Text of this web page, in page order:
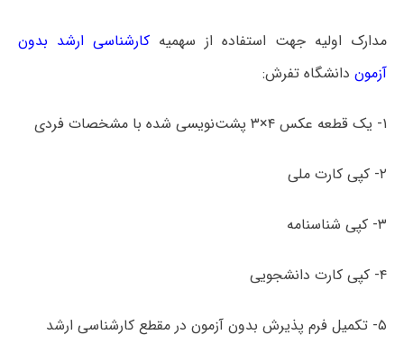
مدارک اولیه جهت استفاده از سهمیهکارشناسی ارشد بدون
آزمون دانشگاه تفرش:
۱- یک قطعه عکس ۴×۳ پشت‌نویسی شده با مشخصات فردی
۲- کپی کارت ملی
۳- کپی شناسنامه
۴- کپی کارت دانشجویی
۵- تکمیل فرم پذیرش بدون آزمون در مقطع کارشناسی ارشد